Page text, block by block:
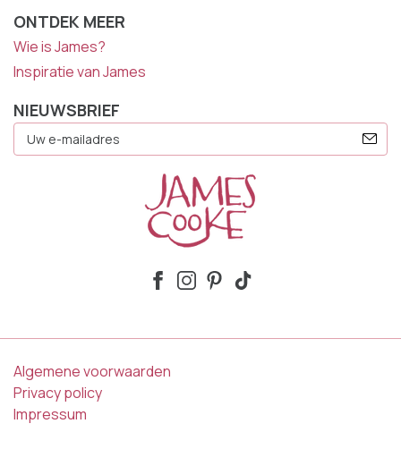
ONTDEK MEER
Wie is James?
Inspiratie van James
NIEUWSBRIEF
Mailadres
Algemene voorwaarden
Privacy policy
Impressum